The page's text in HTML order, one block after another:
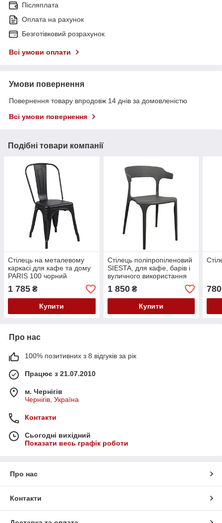
Післяплата
Оплата на рахунок
Безготівковий розрахунок
Всі умови оплати
Умови повернення
Повернення товару впродовж 14 днів за домовленістю
Всі умови повернення
Подібні товари компанії
Стілець на металевому
каркасі для кафе та дому
PARIS 100 чорний
1 785 ₴
Купити
Стілець поліпропіленовий
SIESTA, для кафе, барів і
вуличного використання
1 850₴
Купити
780
Про нас
100% позитивних з 8 відгуків за рік
Працює з 21.07.2010
м. Чернігів
Чернігів, Україна
Контакти
Сьогодні вихідний
Показати весь графік роботи
Про нас
Контакти